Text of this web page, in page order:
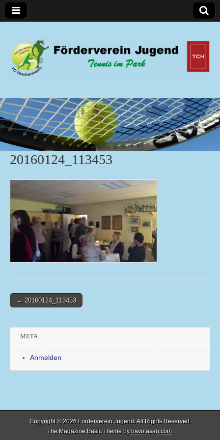
Förderverein Jugend
20160124_113453
Post← 20160124_113453
META
Anmelden
Copyright © 2026 Förderverein Jugend. All Rights Reserved.
The Magazine Basic Theme bybavotasan.com.